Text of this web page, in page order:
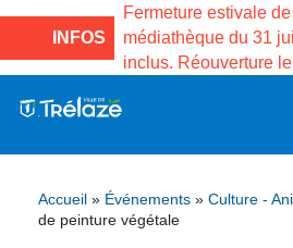
INFOS
la Maison des
de Gama du
Fermeture estivale
médiathèque du 31
inclus. Réouverture
Projets
– Jumelage
Accueil » Événements » Culture -
de peinture végétale